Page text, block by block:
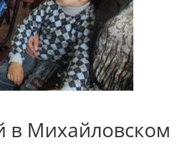
в Михайловском